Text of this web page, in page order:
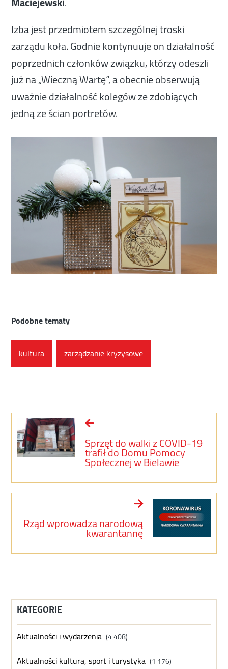
Izba jest przedmiotem szczególnej troski
zarządu koła. Godnie kontynuuje on działalność
poprzednich członków związku, którzy odeszli
już na „Wieczną Wartę”, a obecnie obserwują
uważnie działalność kolegów ze zdobiących
jedną ze ścian portretów.
Podobne tematy
kultura zarządzanie kryzysowe
Sprzęt do walki z COVID-19
trafił do Domu Pomocy
Społecznej w Bielawie
Rząd wprowadza narodową
kwarantannę
KATEGORIE
Aktualności i wydarzenia (4 408)
Aktualności kultura, sport i turystyka (1 176)